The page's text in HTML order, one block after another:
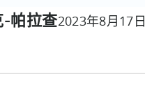
-帕拉查2023年8月17日